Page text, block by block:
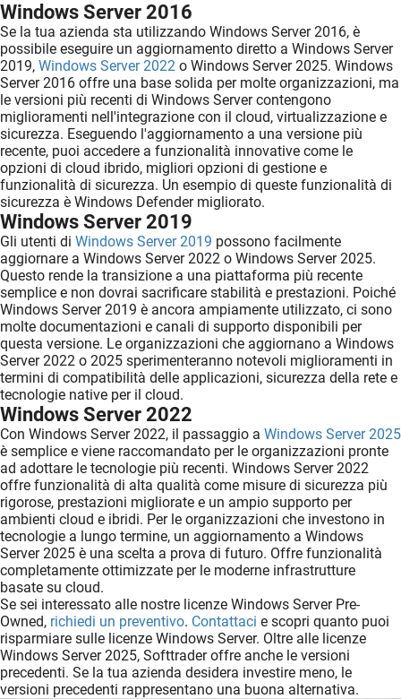
Windows Server 2016
Se la tua azienda sta utilizzando Windows Server 2016, è
possibile eseguire un aggiornamento diretto a Windows Server
2019, Windows Server 2022 o Windows Server 2025. Windows
Server 2016 offre una base solida per molte organizzazioni, ma
le versioni più recenti di Windows Server contengono
miglioramenti nell'integrazione con il cloud, virtualizzazione e
sicurezza. Eseguendo l'aggiornamento a una versione più
recente, puoi accedere a funzionalità innovative come le
opzioni di cloud ibrido, migliori opzioni di gestione e
funzionalità di sicurezza. Un esempio di queste funzionalità di
sicurezza è Windows Defender migliorato.
Windows Server 2019
Gli utenti di Windows Server 2019 possono facilmente
aggiornare a Windows Server 2022 o Windows Server 2025.
Questo rende la transizione a una piattaforma più recente
semplice e non dovrai sacrificare stabilità e prestazioni. Poiché
Windows Server 2019 è ancora ampiamente utilizzato, ci sono
molte documentazioni e canali di supporto disponibili per
questa versione. Le organizzazioni che aggiornano a Windows
Server 2022 o 2025 sperimenteranno notevoli miglioramenti in
termini di compatibilità delle applicazioni, sicurezza della rete e
tecnologie native per il cloud.
Windows Server 2022
Con Windows Server 2022, il passaggio a Windows Server 2025
è semplice e viene raccomandato per le organizzazioni pronte
ad adottare le tecnologie più recenti. Windows Server 2022
offre funzionalità di alta qualità come misure di sicurezza più
rigorose, prestazioni migliorate e un ampio supporto per
ambienti cloud e ibridi. Per le organizzazioni che investono in
tecnologie a lungo termine, un aggiornamento a Windows
Server 2025 è una scelta a prova di futuro. Offre funzionalità
completamente ottimizzate per le moderne infrastrutture
basate su cloud.
Se sei interessato alle nostre licenze Windows Server Pre-
Owned, richiedi un preventivo. Contattaci e scopri quanto puoi
risparmiare sulle licenze Windows Server. Oltre alle licenze
Windows Server 2025, Softtrader offre anche le versioni
precedenti. Se la tua azienda desidera investire meno, le
versioni precedenti rappresentano una buona alternativa.